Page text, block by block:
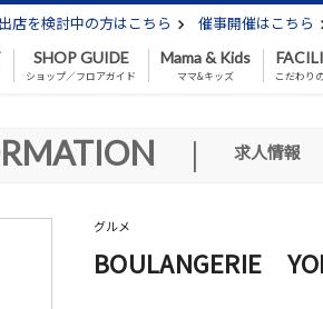
店を検討中の方はこちら 催事開催はこちら
SHOP GUIDE
ショップ／フロアガイド
Mama & Kids
ママ&キッズ こだわり
| 求人情報
グルメ
BOULANGERIE